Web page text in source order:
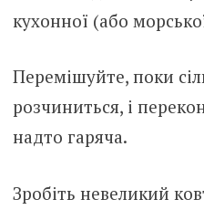
кухонної (або
Перемішуйте, поки
розчиниться, і
надто гаряча.
Зробіть невеликий